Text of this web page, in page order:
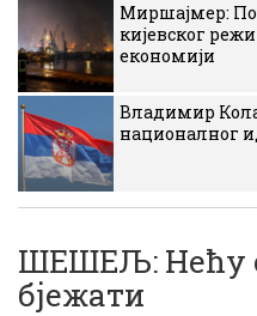
Миршајмер:
кијевског
економији
Владимир
националног
ШЕШЕЉ: Нећу
бјежати